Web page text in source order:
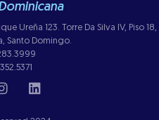
Ureña 123. Torre Da Silva IV, Piso 18,
Santo Domingo.